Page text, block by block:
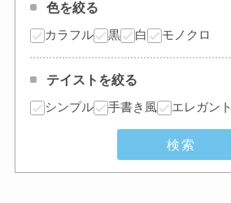
色を絞る
カラフル 黒 白 モノクロ
テイストを絞る
シンプル 手書き風 エレガント
検索